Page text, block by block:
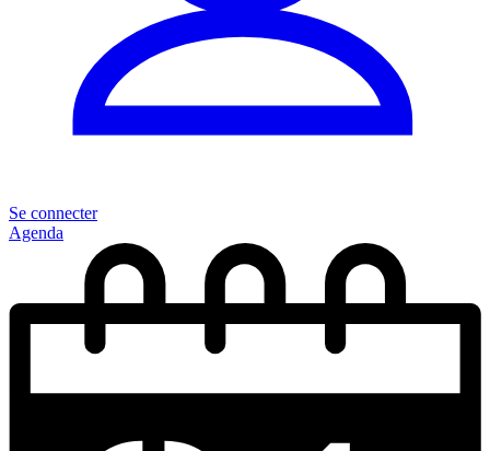
Se connecter
Agenda